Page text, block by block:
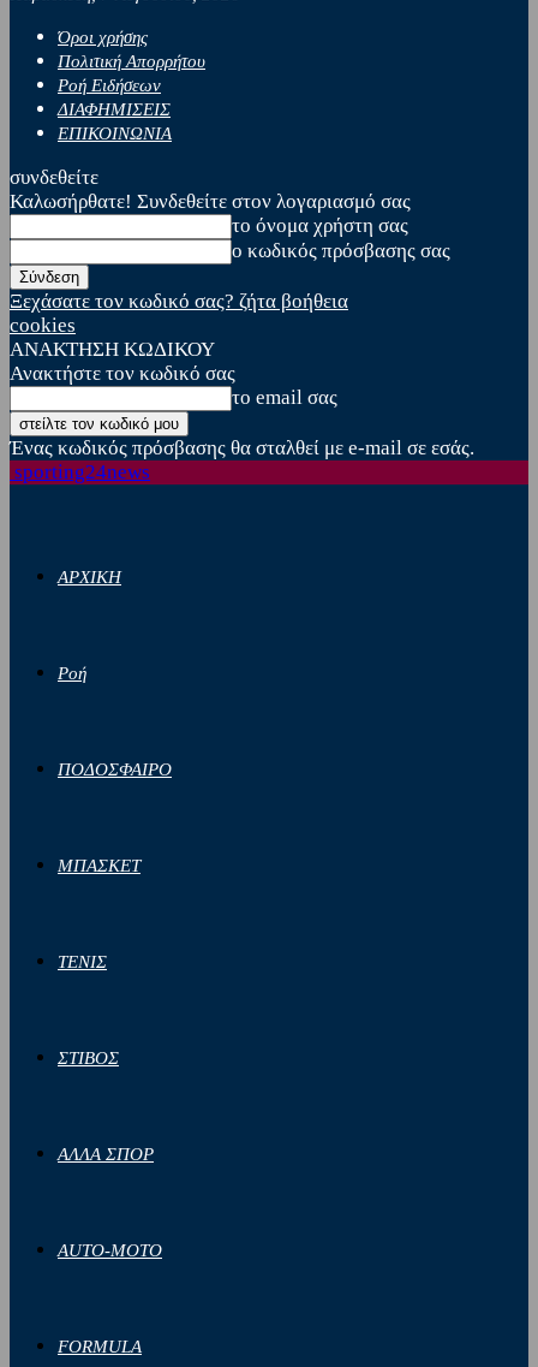
Όροι χρήσης
Πολιτική Απορρήτου
Ροή Ειδήσεων
ΔΙΑΦΗΜΙΣΕΙΣ
ΕΠΙΚΟΙΝΩΝΙΑ
συνδεθείτε
Καλωσήρθατε! Συνδεθείτε στον λογαριασμό σας
το όνομα χρήστη σας
ο κωδικός πρόσβασης σας
Ξεχάσατε τον κωδικό σας? ζήτα βοήθεια
cookies
ΑΝΑΚΤΗΣΗ ΚΩΔΙΚΟΥ
Ανακτήστε τον κωδικό σας
το email σας
Ένας κωδικός πρόσβασης θα σταλθεί με e-mail σε εσάς.
sporting24news
ΑΡΧΙΚΗ
Ροή
ΠΟΔΟΣΦΑΙΡΟ
ΜΠΑΣΚΕΤ
ΤΕΝΙΣ
ΣΤΙΒΟΣ
ΑΛΛΑ ΣΠΟΡ
AUTO-MOTO
FORMULA